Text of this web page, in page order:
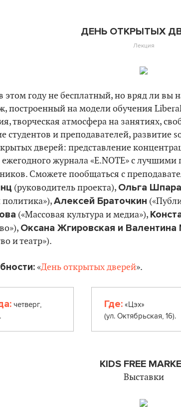
ДЕНЬ ОТКРЫТЫХ
Лекция
этом году не бесплатный, но вряд ли вы
построенный на модели обучения
творческая атмосфера на занятиях,
студентов и преподавателей, развитие
дверей: представление
ежегодного журнала «Е.NOTE» с лучшими
Сможете пообщаться с
(руководитель проекта), Ольга
политика»),Алексей Браточкин
(«Массовая культура и медиа»), К
Оксана Жгировская и Валентина
и театр»).
«День открытых дверей».
четверг,
Где:«Цэх»
(ул. Октябрьская, 16).
KIDS FREE
Выставки